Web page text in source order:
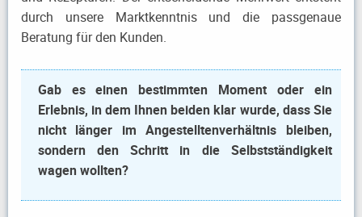
durch unsere Marktkenntnis und die passgenaue
Beratung für den Kunden.
Gab es einen bestimmten Moment oder ein
Erlebnis, in dem Ihnen beiden klar wurde, dass Sie
nicht länger im Angestelltenverhältnis bleiben,
sondern den Schritt in die Selbstständigkeit
wagen wollten?